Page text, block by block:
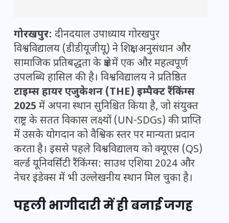
गोरखपुर: दीनदयाल उपाध्याय गोरखपुर
विश्वविद्यालय (डीडीयूजीयू) ने शिक्षा, अनुसंधान और
सामाजिक प्रतिबद्धता के क्षेत्र में एक और महत्वपूर्ण
उपलब्धि हासिल की है। विश्वविद्यालय ने प्रतिष्ठित
टाइम्स हायर एजुकेशन (THE) इम्पैक्ट रैंकिंग्स
2025 में अपना स्थान सुनिश्चित किया है, जो संयुक्त
राष्ट्र के सतत विकास लक्ष्यों (UN-SDGs) की प्राप्ति
में उसके योगदान को वैश्विक स्तर पर मान्यता प्रदान
करता है। इससे पहले विश्वविद्यालय को क्यूएस (QS)
वर्ल्ड यूनिवर्सिटी रैंकिंग्स: साउथ एशिया 2024 और
नेचर इंडेक्स में भी उल्लेखनीय स्थान मिल चुका है।
पहली भागीदारी में ही बनाई जगह